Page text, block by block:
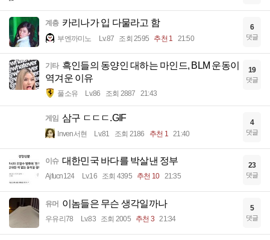
계층 카리나가 입 다물라고 함
부엔까미노 Lv.87 조회 2595 추천 1 21:50
6
댓글
기타 흑인들의 동양인 대하는 마인드, BLM 운동이
역겨운 이유
풀소유 Lv.86 조회 2887 21:43
19
댓글
게임 삼구 ㄷㄷㄷ.GIF
Inven서현 Lv.81 조회 2186 추천 1 21:40
4
댓글
이슈 대한민국 바다를 박살낸 정부
Ajfucn124 Lv.16 조회 4395 추천 10 21:35
23
댓글
유머 이놈들은 무슨 생각일까나
우유리78 Lv.83 조회 2005 추천 3 21:34
5
댓글